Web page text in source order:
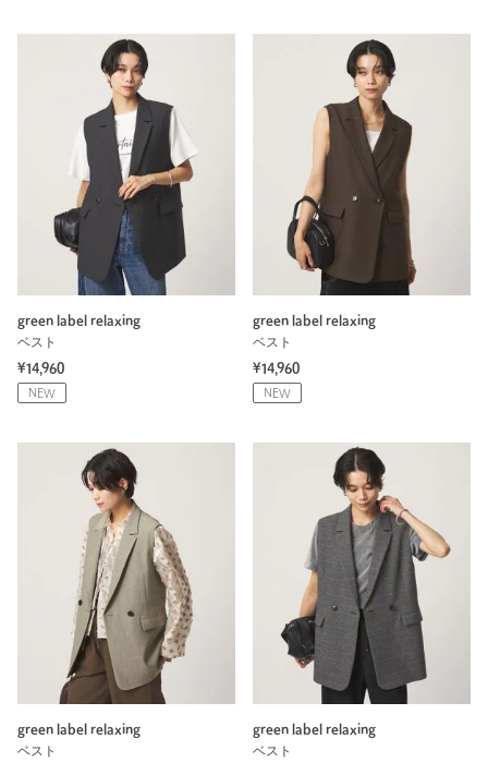
green label relaxing
ベスト
¥14,960
NEW
green label relaxing
ベスト
¥14,960
NEW
green label relaxing
ベスト
green label relaxing
ベスト